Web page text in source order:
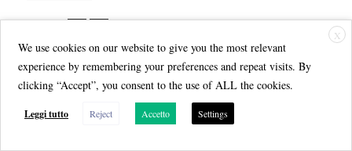
Scritto
il
11 Giugno 2021 Autore Categorie
Repubblica.it
google , internet net neutrality
digitale,twitter
X
We use cookies on our website to give you the most relevant
experience by remembering your preferences and repeat visits. By
clicking “Accept”, you consent to the use of ALL the cookies.
Leggi tutto Reject Accetto Settings